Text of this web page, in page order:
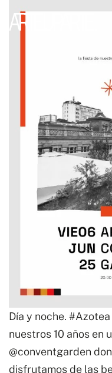
Día y noche. #Azotea
nuestros 10 años en
@conventgarden
disfrutamos de las